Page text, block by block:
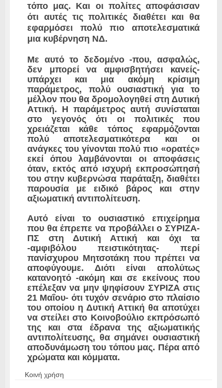
τόπο μας. Και οι πολίτες αποφάσισαν
ότι αυτές τις πολιτικές διαθέτει και θα
εφαρμόσει πολύ πιο αποτελεσματικά
μια κυβέρνηση ΝΔ.
Με αυτό το δεδομένο -που, ασφαλώς,
δεν μπορεί να αμφισβητήσει κανείς-
υπάρχει και μια ακόμη κρίσιμη
παράμετρος, πολύ ουσιαστική για το
μέλλον που θα δρομολογηθεί στη Δυτική
Αττική. Η παράμετρος αυτή συνίσταται
στο γεγονός ότι οι πολιτικές που
χρειάζεται κάθε τόπος εφαρμόζονται
πολύ αποτελεσματικότερα και οι
ανάγκες του γίνονται πολύ πιο «ορατές»
εκεί όπου λαμβάνονται οι αποφάσεις
όταν, εκτός από ισχυρή εκπροσώπησή
του στην κυβερνώσα παράταξη, διαθέτει
παρουσία με ειδικό βάρος και στην
αξιωματική αντιπολίτευση.
Αυτό είναι το ουσιαστικό επιχείρημα
που θα έπρεπε να προβάλλει ο ΣΥΡΙΖΑ-
ΠΣ στη Δυτική Αττική και όχι τα
-αμφιβόλου πειστικότητας- περί
πανίσχυρου Μητσοτάκη που πρέπει να
αποφύγουμε. Διότι είναι απολύτως
κατανοητό -ακόμη και σε εκείνους που
επέλεξαν να μην ψηφίσουν ΣΥΡΙΖΑ στις
21 Μαΐου- ότι τυχόν σενάριο στο πλαίσιο
του οποίου η Δυτική Αττική θα αποτύχει
να στείλει στο Κοινοβούλιο εκπρόσωπό
της και στα έδρανα της αξιωματικής
αντιπολίτευσης, θα σημάνει ουσιαστική
αποδυνάμωση του τόπου μας. Πέρα από
χρώματα και κόμματα.
Κοινή χρήση